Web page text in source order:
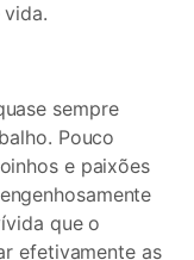
vida.
sempre
Pouco
e paixões
que o
efetivamente as